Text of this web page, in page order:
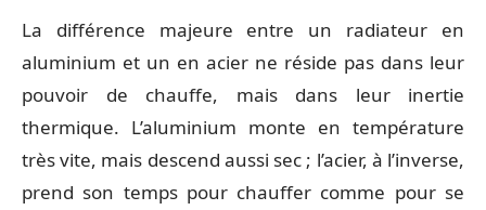
La différence majeure entre un radiateur en
aluminium et un en acier ne réside pas dans leur
pouvoir de chauffe, mais dans leur inertie
thermique. L’aluminium monte en température
très vite, mais descend aussi sec ; l’acier, à l’inverse,
prend son temps pour chauffer comme pour se